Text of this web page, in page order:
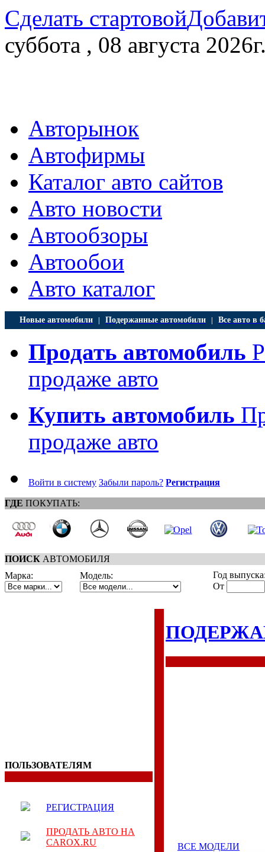
Сделать стартовой
суббота , 08 августа
Авторынок
Автофирмы
Каталог авто сайтов
Авто новости
Автообзоры
Автообои
Авто каталог
Новые автомобили Подержанные автомобили Все авто в
Продать автомобиль
продаже авто
Купить автомобиль
продаже авто
Войти в систему Забыли пароль? Регистрация
ГДЕ ПОКУПАТЬ:
ПОИСК АВТОМОБИЛЯ
Марка:
Модель:
Год
От
ПОЛЬЗОВАТЕЛЯМ
РЕГИСТРАЦИЯ
ПРОДАТЬ АВТО НА
CAROX.RU
ВСЕ МОДЕЛИ